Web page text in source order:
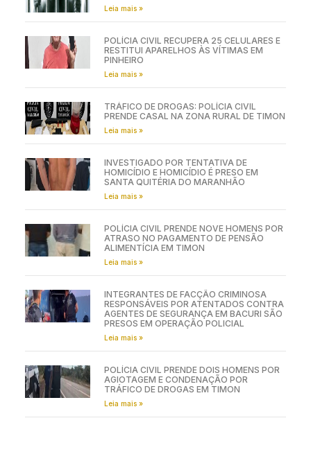
Leia mais »
POLÍCIA CIVIL RECUPERA 25 CELULARES E
RESTITUI APARELHOS ÀS VÍTIMAS EM
PINHEIRO
Leia mais »
TRÁFICO DE DROGAS: POLÍCIA CIVIL
PRENDE CASAL NA ZONA RURAL DE TIMON
Leia mais »
INVESTIGADO POR TENTATIVA DE
HOMICÍDIO E HOMICÍDIO É PRESO EM
SANTA QUITÉRIA DO MARANHÃO
Leia mais »
POLÍCIA CIVIL PRENDE NOVE HOMENS POR
ATRASO NO PAGAMENTO DE PENSÃO
ALIMENTÍCIA EM TIMON
Leia mais »
INTEGRANTES DE FACÇÃO CRIMINOSA
RESPONSÁVEIS POR ATENTADOS CONTRA
AGENTES DE SEGURANÇA EM BACURI SÃO
PRESOS EM OPERAÇÃO POLICIAL
Leia mais »
POLÍCIA CIVIL PRENDE DOIS HOMENS POR
AGIOTAGEM E CONDENAÇÃO POR
TRÁFICO DE DROGAS EM TIMON
Leia mais »